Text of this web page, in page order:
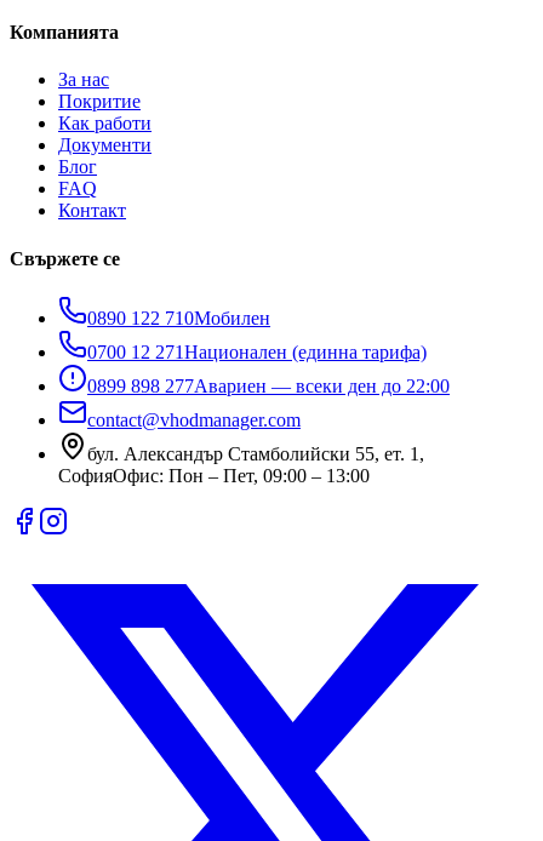
Компанията
За нас
Покритие
Как работи
Документи
Блог
FAQ
Контакт
Свържете се
0890 122 710Мобилен
0700 12 271Национален (единна тарифа)
0899 898 277Авариен — всеки ден до 22:00
contact@vhodmanager.com
бул. Александър Стамболийски 55, ет. 1 ,
СофияОфис: Пон – Пет, 09:00 – 13:00